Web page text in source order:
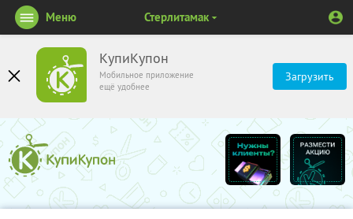
КупиКупон
Мобильное приложение
ещё удобнее
Загрузить
Меню Стерлитамак